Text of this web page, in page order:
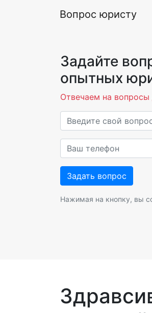
Вопрос юристу
Задайте
опытных
Отвечаем на вопросы
Нажимая на кнопку, вы